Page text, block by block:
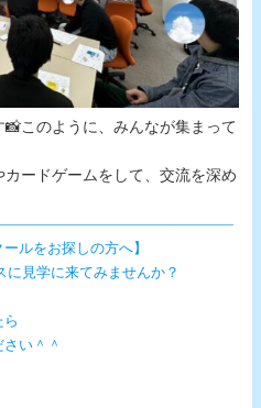
このように、みんなが集まって
ードゲームをして、交流を深め
ールをお探しの方へ】
に見学に来てみませんか？
ら
い＾＾